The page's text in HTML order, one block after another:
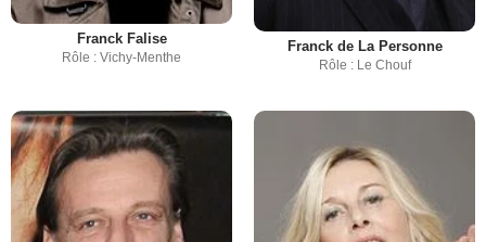
Franck Falise
Rôle : Vichy-Menthe
Franck de La Personne
Rôle : Le Chouf